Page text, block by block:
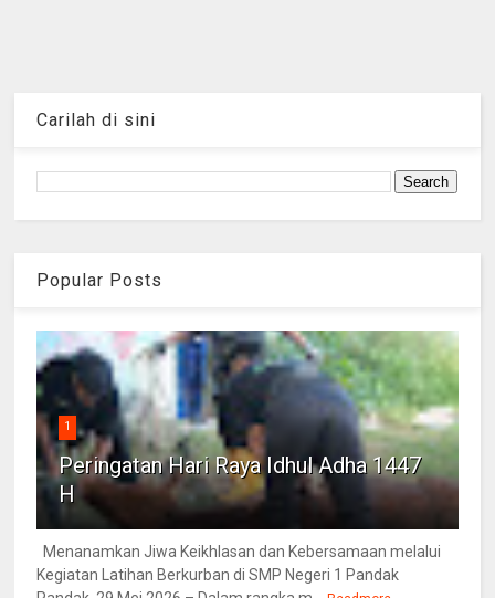
Carilah di sini
Popular Posts
1
Peringatan Hari Raya Idhul Adha 1447
H
Menanamkan Jiwa Keikhlasan dan Kebersamaan melalui
Kegiatan Latihan Berkurban di SMP Negeri 1 Pandak